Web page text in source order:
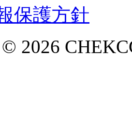
保護方針
2026